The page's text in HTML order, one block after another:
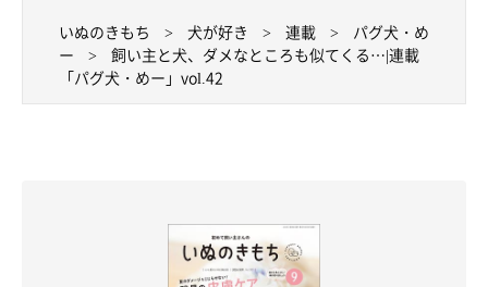
いぬのきもち 犬が好き 連載
パグ犬・め
ー
飼い主と犬、ダメなところも似てくる…|連載
「パグ犬・めー」vol.42